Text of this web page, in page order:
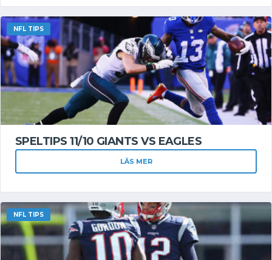
NFL TIPS
SPELTIPS 11/10 GIANTS VS EAGLES
LÄS MER
NFL TIPS